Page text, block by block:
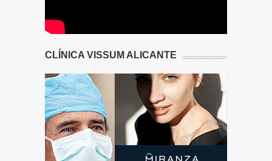
CLÍNICA VISSUM ALICANTE